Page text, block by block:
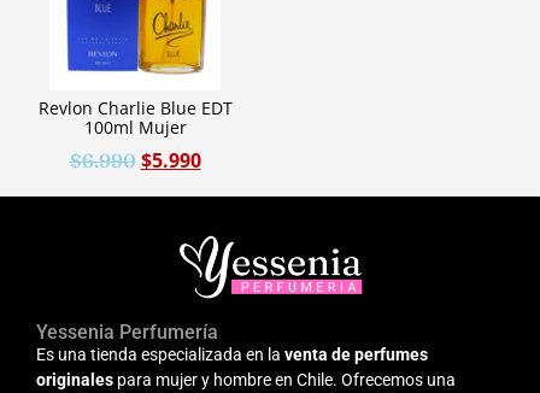
Revlon Charlie Blue EDT
100ml Mujer
$6.990 $5.990
Yessenia Perfumería
Es una tienda especializada en la venta de perfumes
originales para mujer y hombre en Chile. Ofrecemos una